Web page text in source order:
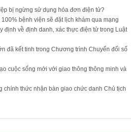
bị ngừng sử dụng hóa đơn điện tử?
100% bệnh viện sẽ đặt lịch khám qua mạng
định về định danh, xác thực điện tử trong Luật
đã kết tinh trong Chương trình Chuyển đổi số
cuộc sống mới với giao thông thông minh và
chính thức nhận bàn giao chức danh Chủ tịch